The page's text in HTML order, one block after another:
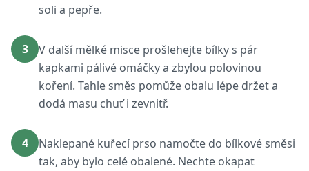
soli a pepře.
3
V další mělké misce prošlehejte bílky s pár
kapkami pálivé omáčky a zbylou polovinou
koření. Tahle směs pomůže obalu lépe držet a
dodá masu chuť i zevnitř.
4
Naklepané kuřecí prso namočte do bílkové směsi
tak, aby bylo celé obalené. Nechte okapat